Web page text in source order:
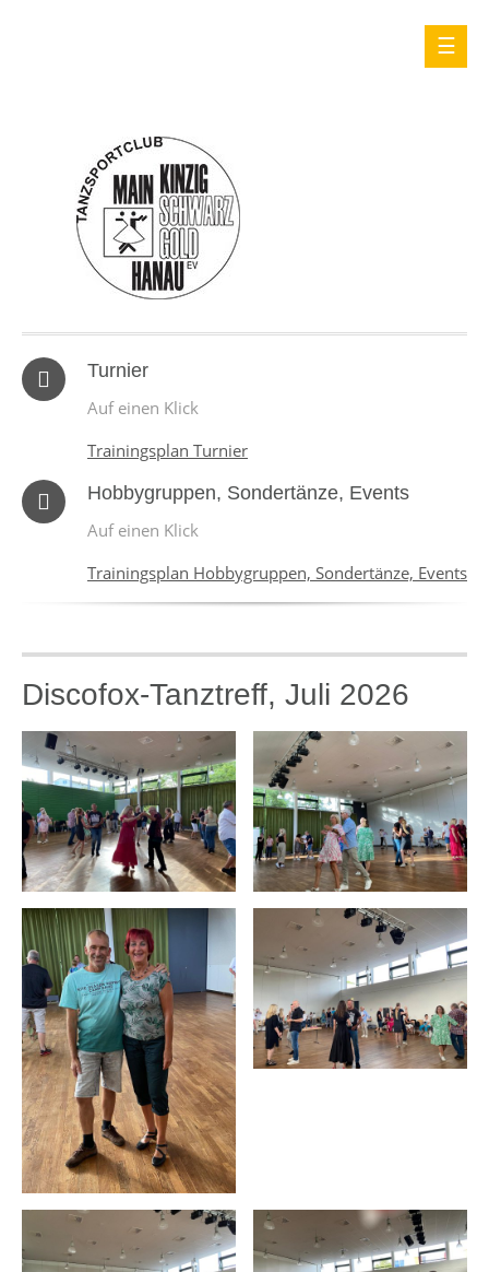
Turnier
Auf einen Klick
Trainingsplan Turnier
Hobbygruppen, Sondertänze, Events
Auf einen Klick
Trainingsplan Hobbygruppen, Sondertänze, Events
Discofox-Tanztreff, Juli 2026